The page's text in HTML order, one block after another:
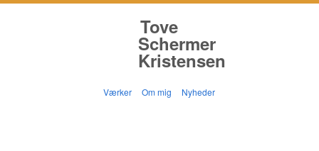
Tove
Schermer
Kristensen
Værker Om mig Nyheder